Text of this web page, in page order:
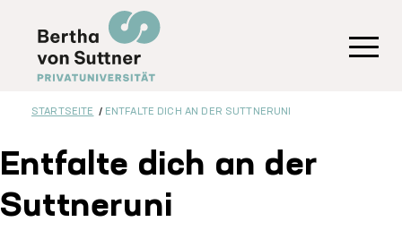
Inhalt
STARTSEITE ENTFALTE DICH AN DER SUTTNERUNI
Entfalte dich an der
Suttneruni